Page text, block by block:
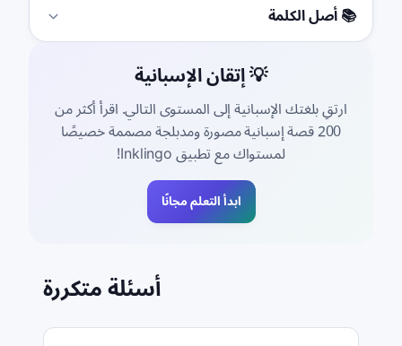
📚 أصل الكلمة
💡 إتقان الإسبانية
ارتقِ بلغتك الإسبانية إلى المستوى التالي. اقرأ أكثر من
200 قصة إسبانية مصورة ومدبلجة مصممة خصيصًا
لمستواك مع تطبيق Inklingo!
ابدأ التعلم مجانًا
أسئلة متكررة